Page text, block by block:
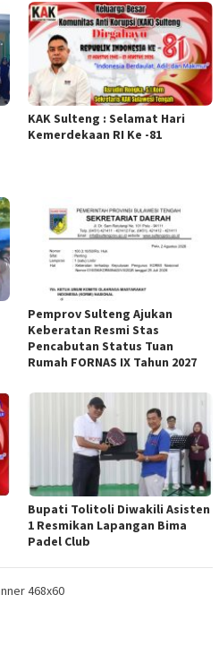
KAK Sulteng : Selamat Hari
Kemerdekaan RI Ke -81
Pemprov Sulteng Ajukan
Keberatan Resmi Stas
Pencabutan Status Tuan
Rumah FORNAS IX Tahun 2027
Bupati Tolitoli Diwakili Asisten
1 Resmikan Lapangan Bima
Padel Club